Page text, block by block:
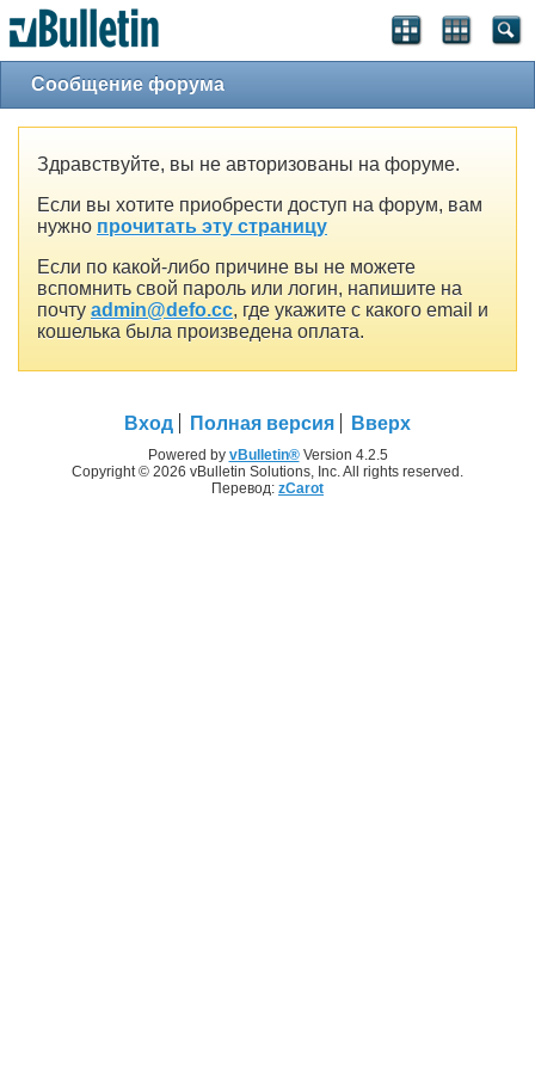
Сообщение форума
Здравствуйте, вы не авторизованы на форуме.
Если вы хотите приобрести доступ на форум, вам
нужно прочитать эту страницу
Если по какой-либо причине вы не можете
вспомнить свой пароль или логин, напишите на
почту admin@defo.cc, где укажите с какого email и
кошелька была произведена оплата.
Вход Полная версия Вверх
Powered by vBulletin®Version 4.2.5
Copyright © 2026 vBulletin Solutions, Inc. All rights reserved.
Перевод: zCarot